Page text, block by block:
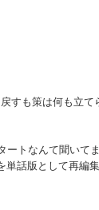
すも策は何も立
トなんて聞いて
話版として再編